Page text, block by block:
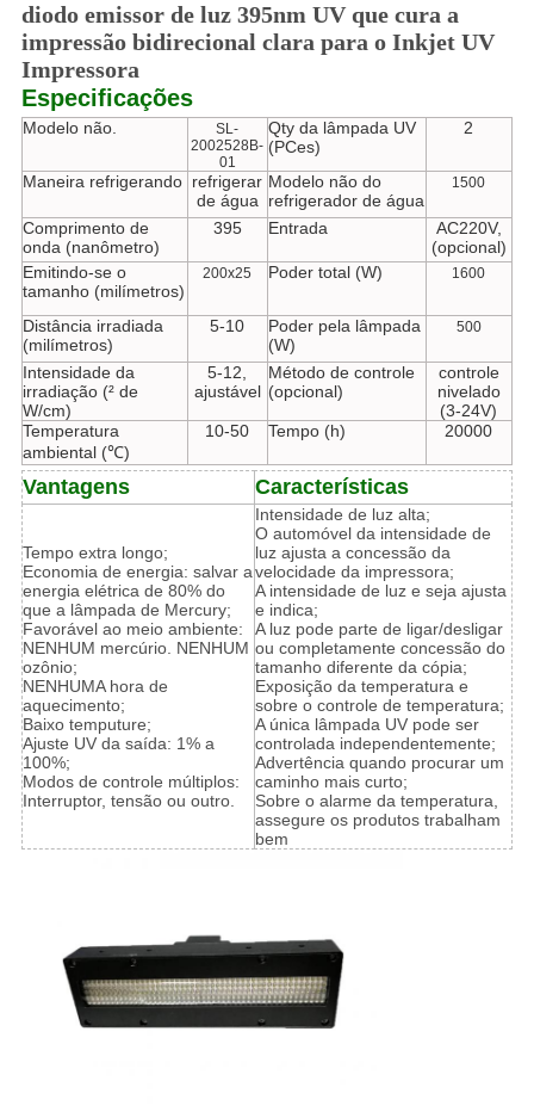
diodo emissor de luz 395nm UV que cura a
impressão bidirecional clara para o Inkjet UV
Impressora
Especificações
Modelo não.
SL-
2002528B-
01
Qty da lâmpada UV
(PCes)
2
Maneira refrigerando refrigerar
de água
Modelo não do
refrigerador de água
1500
Comprimento de
onda (nanômetro)
395 Entrada
AC220V,
(opcional)
Emitindo-se o
tamanho (milímetros)
200x25 Poder total (W) 1600
Distância irradiada
(milímetros)
5-10
Poder pela lâmpada
(W)
500
Intensidade da
irradiação (² de
W/cm)
5-12,
ajustável
Método de controle
(opcional)
controle
nivelado
(3-24V)
Temperatura
ambiental (℃)
10-50 Tempo (h) 20000
Vantagens Características
Tempo extra longo;
Economia de energia: salvar a
energia elétrica de 80% do
que a lâmpada de Mercury;
Favorável ao meio ambiente:
NENHUM mercúrio. NENHUM
ozônio;
NENHUMA hora de
aquecimento;
Baixo temputure;
Ajuste UV da saída: 1% a
100%;
Modos de controle múltiplos:
Interruptor, tensão ou outro.
Intensidade de luz alta;
O automóvel da intensidade de
luz ajusta a concessão da
velocidade da impressora;
A intensidade de luz e seja ajusta
e indica;
A luz pode parte de ligar/desligar
ou completamente concessão do
tamanho diferente da cópia;
Exposição da temperatura e
sobre o controle de temperatura;
A única lâmpada UV pode ser
controlada independentemente;
Advertência quando procurar um
caminho mais curto;
Sobre o alarme da temperatura,
assegure os produtos trabalham
bem